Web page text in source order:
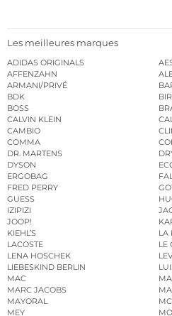
Les meilleures marques
ADIDAS ORIGINALS
AFFENZAHN
ARMANI/PRIVÉ
BDK
BOSS
CALVIN KLEIN
CAMBIO
COMMA
DR. MARTENS
DYSON
ERGOBAG
FRED PERRY
GUESS
IZIPIZI
JOOP!
KIEHL’S
LA
LACOSTE
LE
LENA HOSCHEK
LIEBESKIND BERLIN
MAC
MARC JACOBS
MAYORAL
MEY